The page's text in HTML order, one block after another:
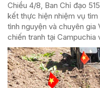
Chiều 4/8, Ban Chỉ đạo
kết thực hiện nhiệm vụ
tình nguyện và chuyên
chiến tranh tại Campuchia